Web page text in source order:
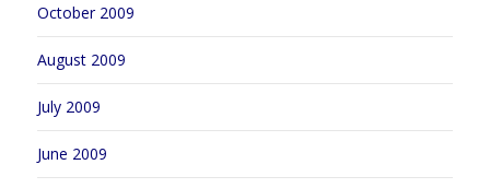
October 2009
August 2009
July 2009
June 2009